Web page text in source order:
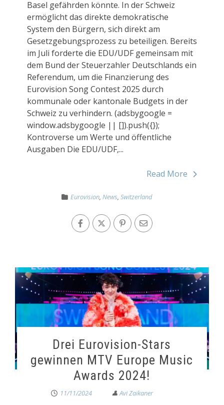
Basel gefährden könnte. In der Schweiz
ermöglicht das direkte demokratische
System den Bürgern, sich direkt am
Gesetzgebungsprozess zu beteiligen. Bereits
im Juli forderte die EDU/UDF gemeinsam mit
dem Bund der Steuerzahler Deutschlands ein
Referendum, um die Finanzierung des
Eurovision Song Contest 2025 durch
kommunale oder kantonale Budgets in der
Schweiz zu verhindern. (adsbygoogle =
window.adsbygoogle || []).push({});
Kontroverse um Werte und öffentliche
Ausgaben Die EDU/UDF,...
Read More
Eurovision,News,Switzerland
Drei Eurovision-Stars
gewinnen MTV Europe Music
Awards 2024!
11/11/2024